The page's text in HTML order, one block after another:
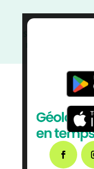
Sarthe
France